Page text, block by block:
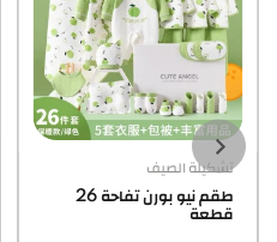
تشكيلة الصيف
طقم نيو بورن تفاحة 26
قطعة